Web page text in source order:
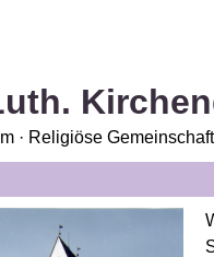
· Religiöse Gemeinschaft